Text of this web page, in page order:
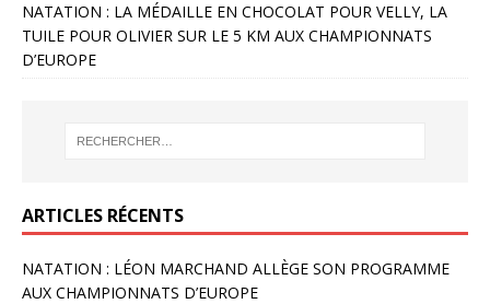
NATATION : LA MÉDAILLE EN CHOCOLAT POUR VELLY, LA
TUILE POUR OLIVIER SUR LE 5 KM AUX CHAMPIONNATS
D’EUROPE
ARTICLES RÉCENTS
NATATION : LÉON MARCHAND ALLÈGE SON PROGRAMME
AUX CHAMPIONNATS D’EUROPE